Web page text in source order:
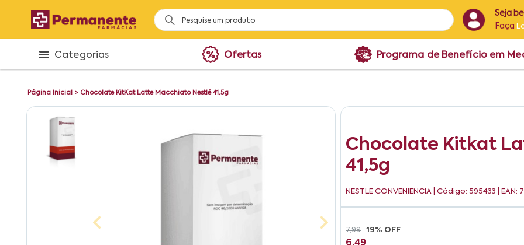
Seja
Faça
Categorias Ofertas Programa de Benefício em
Página Inicial > Chocolate KitKat Latte Macchiato Nestlé 41,5g
Chocolate Kitkat
41,5g
NESTLE CONVENIENCIA | Código: 595433 | EAN:
7,99 19% OFF